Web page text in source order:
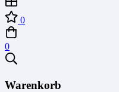
0
0
Warenkorb